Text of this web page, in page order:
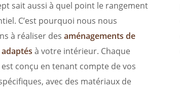
sait aussi à quel point le rangement
C’est pourquoi nous nous
à réaliser des aménagements de
à votre intérieur. Chaque
conçu en tenant compte de vos
avec des matériaux de